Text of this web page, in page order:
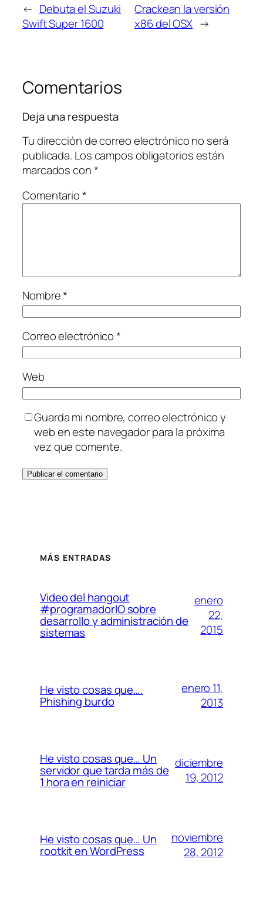
← Debuta el Suzuki
Swift Super 1600
Crackean la versión
x86 del OSX →
Comentarios
Deja una respuesta
Tu dirección de correo electrónico no será
publicada. Los campos obligatorios están
marcados con*
Comentario*
Nombre*
Correo electrónico*
Web
Guarda mi nombre, correo electrónico y
web en este navegador para la próxima
vez que comente.
MÁS ENTRADAS
Video del hangout
#programadorIO sobre
desarrollo y administración de
sistemas
enero
22,
2015
He visto cosas que….
Phishing burdo
enero 11,
2013
He visto cosas que… Un
servidor que tarda más de
1 hora en reiniciar
diciembre
19, 2012
He visto cosas que… Un
rootkit en WordPress
noviembre
28, 2012